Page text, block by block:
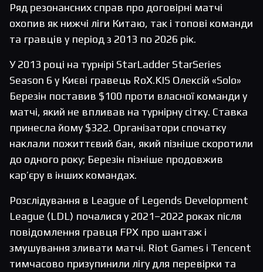
Ряд резонансних справ про договірні матчі
охопив як нижчі ліги Китаю, так і топові команди
та гравців у період з 2013 по 2026 рік.
У 2013 році на турнірі StarLadder StarSeries
Season 6 у Києві гравець RoX.KIS Олексій «Solo»
Березін поставив $100 проти власної команди у
матчі, який не впливав на турнірну сітку. Ставка
принесла йому $322. Організатори спочатку
наклали пожиттєвий бан, який пізніше скоротили
до одного року; Березін пізніше продовжив
кар’єру в інших командах.
Розслідування в League of Legends Development
League (LDL) почалися у 2021–2022 роках після
повідомлення гравця FPX про шантаж і
змушування зливати матчі. Riot Games і Tencent
тимчасово призупинили лігу для перевірки та